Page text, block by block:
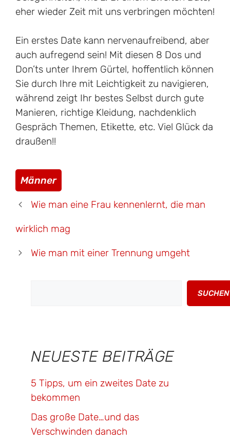
eher wieder Zeit mit uns verbringen möchten!
Ein erstes Date kann nervenaufreibend, aber
auch aufregend sein! Mit diesen 8 Dos und
Don’ts unter Ihrem Gürtel, hoffentlich können
Sie durch Ihre mit Leichtigkeit zu navigieren,
während zeigt Ihr bestes Selbst durch gute
Manieren, richtige Kleidung, nachdenklich
Gespräch Themen, Etikette, etc. Viel Glück da
draußen!!
Kategorien
Männer
Wie man eine Frau kennenlernt, die man
wirklich mag
Wie man mit einer Trennung umgeht
SUCHEN
NEUESTE BEITRÄGE
5 Tipps, um ein zweites Date zu
bekommen
Das große Date…und das
Verschwinden danach